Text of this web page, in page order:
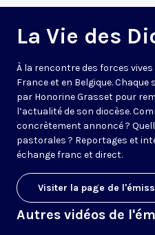
La Vie des
À la rencontre des forces vives
France et en Belgique. Chaque
par Honorine Grasset pour
l’actualité de son diocèse.
concrètement annoncé ?
pastorales ? Reportages et
échange franc et direct.
Visiter la page de
Autres vidéos de